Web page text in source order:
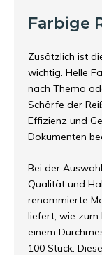
Farbige
Zusätzlich ist
wichtig. Helle
nach Thema
Schärfe der
Effizienz und
Dokumenten
Bei der
Qualität und
renommierte
liefert, wie zum
einem
100 Stück.